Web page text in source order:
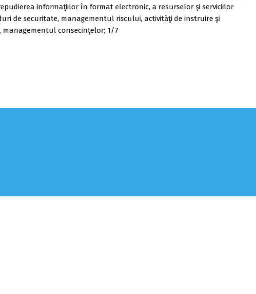
informaţiilor în format electronic, a resurselor şi serviciilor
de securitate, managementul riscului, activităţi de instruire şi
consecinţelor; 1/7